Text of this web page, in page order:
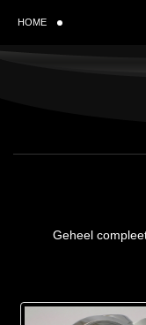
HOME
Geheel